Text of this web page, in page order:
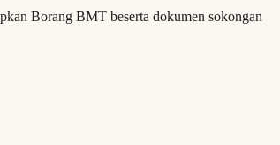
Borang BMT beserta dokumen sokongan